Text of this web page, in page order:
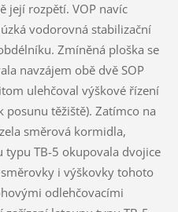
její rozpětí. VOP navíc
vodorovná stabilizační
Zmíněná ploška se
navzájem obě dvě SOP
ulehčoval výškové řízení
těžiště). Zatímco na
směrová kormidla,
TB-5 okupovala dvojice
i výškovky tohoto
odlehčovacími